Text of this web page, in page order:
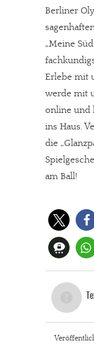
Berliner
„Meine
Erlebe mit
werde mit
online und
ins Haus.
die
am Ball!